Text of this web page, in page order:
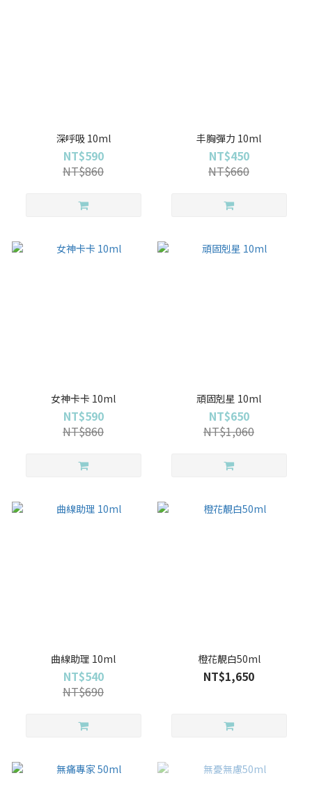
深呼吸 10ml
NT$590
NT$860
丰胸彈力 10ml
NT$450
NT$660
女神卡卡 10ml
NT$590
NT$860
頑固剋星 10ml
NT$650
NT$1,060
曲線助理 10ml
NT$540
NT$690
橙花靚白50ml
NT$1,650